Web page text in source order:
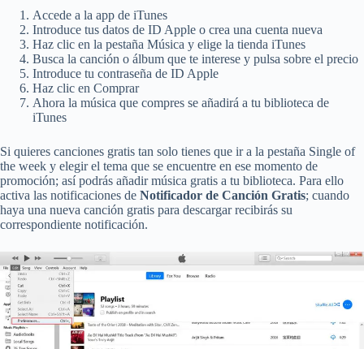
Accede a la app de iTunes
Introduce tus datos de ID Apple o crea una cuenta nueva
Haz clic en la pestaña Música y elige la tienda iTunes
Busca la canción o álbum que te interese y pulsa sobre el precio
Introduce tu contraseña de ID Apple
Haz clic en Comprar
Ahora la música que compres se añadirá a tu biblioteca de
iTunes
Si quieres canciones gratis tan solo tienes que ir a la pestaña Single of
the week y elegir el tema que se encuentre en ese momento de
promoción; así podrás añadir música gratis a tu biblioteca. Para ello
activa las notificaciones de Notificador de Canción Gratis; cuando
haya una nueva canción gratis para descargar recibirás su
correspondiente notificación.